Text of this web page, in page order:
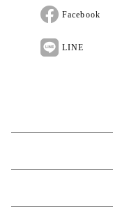
Facebook
LINE